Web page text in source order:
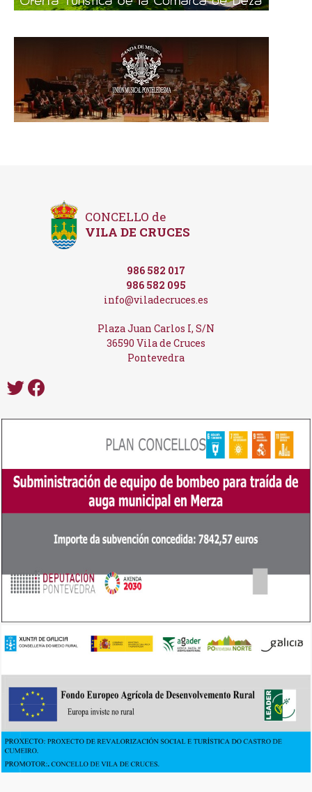
CONCELLO de
VILA DE CRUCES
986 582 017
986 582 095
info@viladecruces.es
Plaza Juan Carlos I, S/N
36590 Vila de Cruces
Pontevedra